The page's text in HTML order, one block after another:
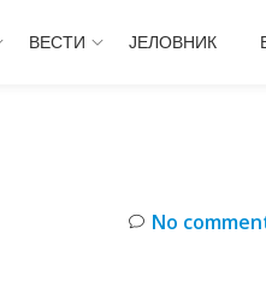
ВЕСТИ ЈЕЛОВНИК
No